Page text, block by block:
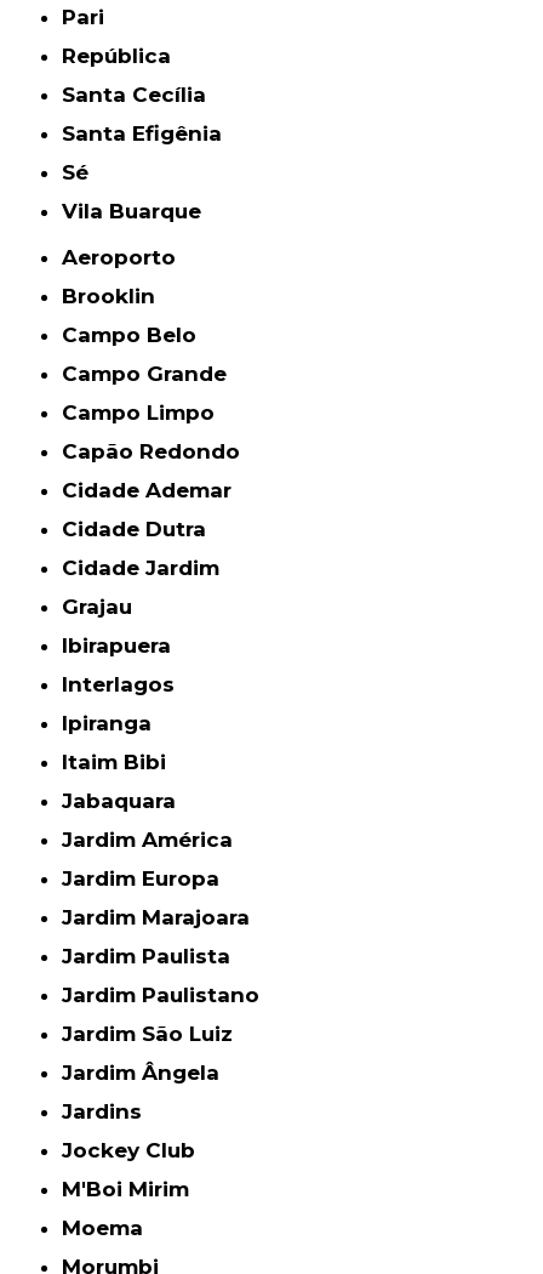
Pari
República
Santa Cecília
Santa Efigênia
Sé
Vila Buarque
Aeroporto
Brooklin
Campo Belo
Campo Grande
Campo Limpo
Capão Redondo
Cidade Ademar
Cidade Dutra
Cidade Jardim
Grajau
Ibirapuera
Interlagos
Ipiranga
Itaim Bibi
Jabaquara
Jardim América
Jardim Europa
Jardim Marajoara
Jardim Paulista
Jardim Paulistano
Jardim São Luiz
Jardim Ângela
Jardins
Jockey Club
M'Boi Mirim
Moema
Morumbi